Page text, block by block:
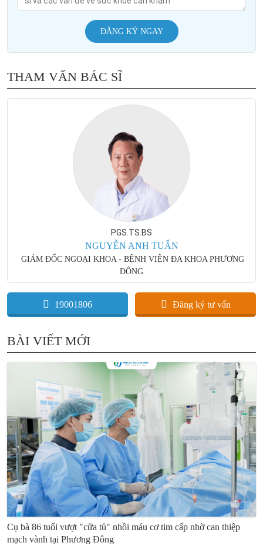
ĐĂNG KÝ NGAY
THAM VẤN BÁC SĨ
PGS.TS.BS
NGUYỄN ANH TUẤN
GIÁM ĐỐC NGOẠI KHOA - BỆNH VIỆN ĐA KHOA PHƯƠNG
ĐÔNG
19001806 Đăng ký tư vấn
BÀI VIẾT MỚI
Cụ bà 86 tuổi vượt "cửa tủ" nhồi máu cơ tim cấp nhờ can thiệp
mạch vành tại Phương Đông